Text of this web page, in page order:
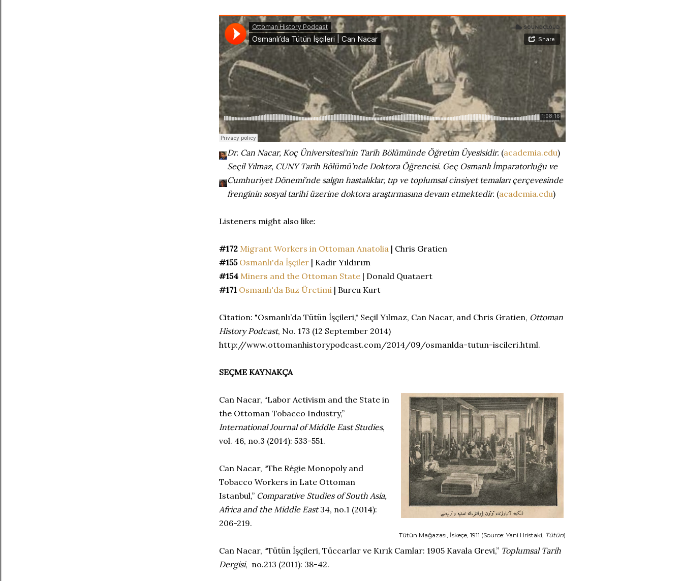
Dr. Can Nacar, Koç Üniversitesi'nin Tarih Bölümünde Öğretim Üyesisidir. (academia.edu)
Seçil Yılmaz, CUNY Tarih Bölümü’nde Doktora Öğrencisi. Geç Osmanlı İmparatorluğu ve
Cumhuriyet Dönemi’nde salgın hastalıklar, tıp ve toplumsal cinsiyet temaları çerçevesinde
frenginin sosyal tarihi üzerine doktora araştırmasına devam etmektedir. (academia.edu)
Listeners might also like:
#172 Migrant Workers in Ottoman Anatolia | Chris Gratien
#155 Osmanlı'da İşçiler | Kadir Yıldırım
#154 Miners and the Ottoman State | Donald Quataert
#171 Osmanlı'da Buz Üretimi | Burcu Kurt
Citation: "Osmanlı’da Tütün İşçileri," Seçil Yılmaz, Can Nacar, and Chris Gratien, Ottoman
History Podcast, No. 173 (12 September 2014)
http://www.ottomanhistorypodcast.com/2014/09/osmanlda-tutun-iscileri.html.
SEÇME KAYNAKÇA
Tütün Mağazası, İskeçe, 1911 (Source: Yani Hristaki, Tütün)
Can Nacar, “Labor Activism and the State in
the Ottoman Tobacco Industry,”
International Journal of Middle East Studies,
vol. 46, no.3 (2014): 533-551.
Can Nacar, “The Régie Monopoly and
Tobacco Workers in Late Ottoman
Istanbul,” Comparative Studies of South Asia,
Africa and the Middle East34, no.1 (2014):
206-219.
Can Nacar, “Tütün İşçileri, Tüccarlar ve Kırık Camlar: 1905 Kavala Grevi,” Toplumsal Tarih
Dergisi, no.213 (2011): 38-42.